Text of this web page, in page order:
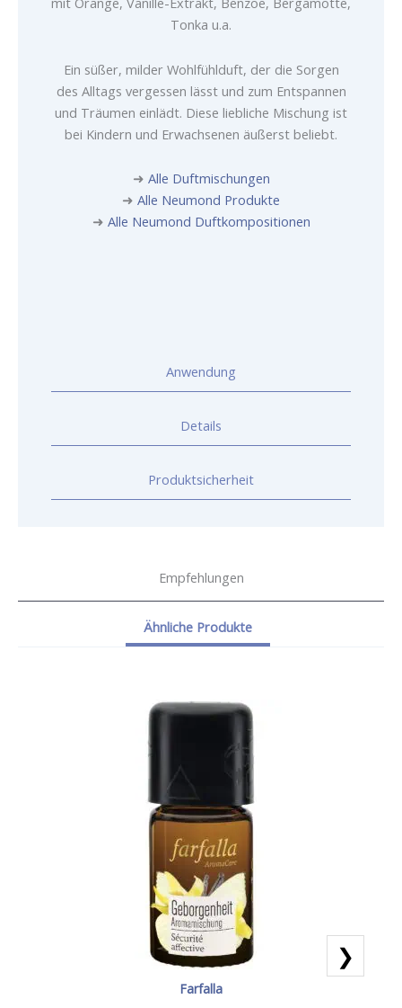
Tonka u.a.
Ein süßer, milder Wohlfühlduft, der die Sorgen
des Alltags vergessen lässt und zum Entspannen
und Träumen einlädt. Diese liebliche Mischung ist
bei Kindern und Erwachsenen äußerst beliebt.
➜ Alle Duftmischungen
➜ Alle Neumond Produkte
➜ Alle Neumond Duftkompositionen
Anwendung
Details
Produktsicherheit
Empfehlungen
Ähnliche Produkte
Farfalla
❯